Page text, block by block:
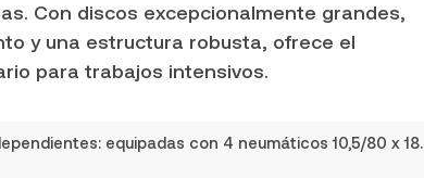
Con discos excepcionalmente grandes,
y una estructura robusta, ofrece el
para trabajos intensivos.
equipadas con 4 neumáticos 10,5/80 x 18.